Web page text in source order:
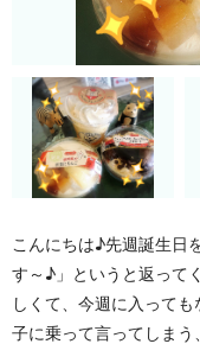
こんにちは♪先週誕生日
す～♪」というと返って
しくて、今週に入って
子に乗って言ってしまう、